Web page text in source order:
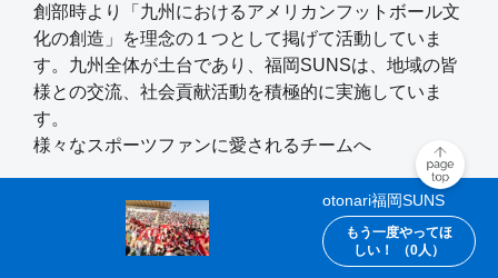
otonari福岡SUNS
もう一度やってほ
しい！ （0人）
創部時より「九州におけるアメリカンフットボール文
化の創造」を理念の１つとして掲げて活動していま
す。九州全体が土台であり、福岡SUNSは、地域の皆
様との交流、社会貢献活動を積極的に実施していま
す。
様々なスポーツファンに愛されるチームへ
2020年4月にはタレントで元芸人である、「ブルゾン
ちえみwithB」で一世を風靡した「コージ・トクダ」
と契約。また、プロアメリカンフットボール選手で現